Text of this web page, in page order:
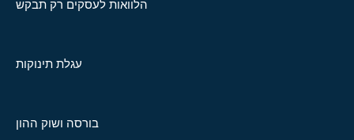
הלוואות לעסקים רק תבקש
עגלת תינוקות
בורסה ושוק ההון